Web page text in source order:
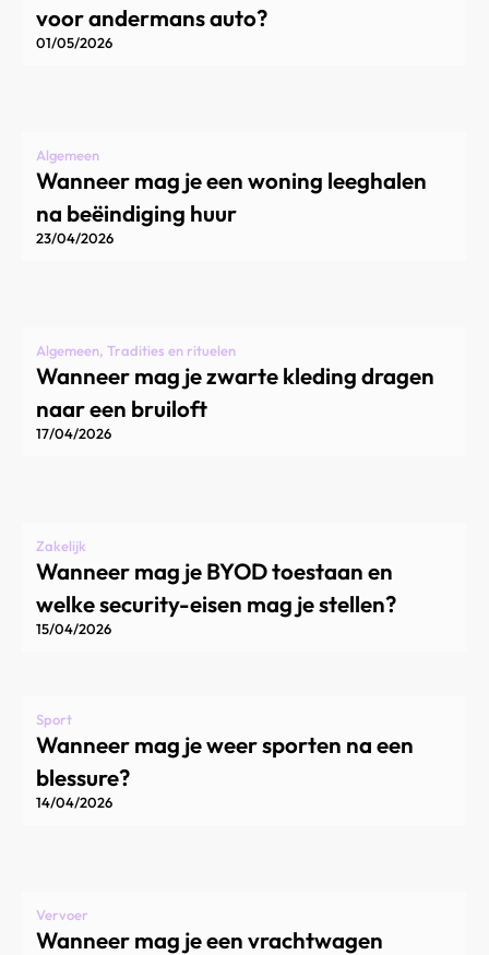
voor andermans auto?
01/05/2026
Algemeen
Wanneer mag je een woning leeghalen
na beëindiging huur
23/04/2026
Algemeen, Tradities en rituelen
Wanneer mag je zwarte kleding dragen
naar een bruiloft
17/04/2026
Zakelijk
Wanneer mag je BYOD toestaan en
welke security-eisen mag je stellen?
15/04/2026
Sport
Wanneer mag je weer sporten na een
blessure?
14/04/2026
Vervoer
Wanneer mag je een vrachtwagen